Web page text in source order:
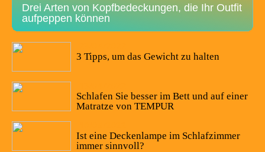
Drei Arten von Kopfbedeckungen, die Ihr Outfit
aufpeppen können
3 Tipps, um das Gewicht zu halten
Schlafen Sie besser im Bett und auf einer
Matratze von TEMPUR
Ist eine Deckenlampe im Schlafzimmer
immer sinnvoll?